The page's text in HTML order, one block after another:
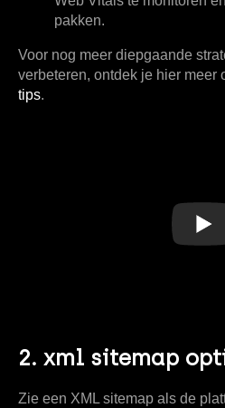
pakken.
Voor nog meer diepgaande
verbeteren, ontdek je hier meer
tips.
2. xml sitemap
Zie een XML sitemap als de